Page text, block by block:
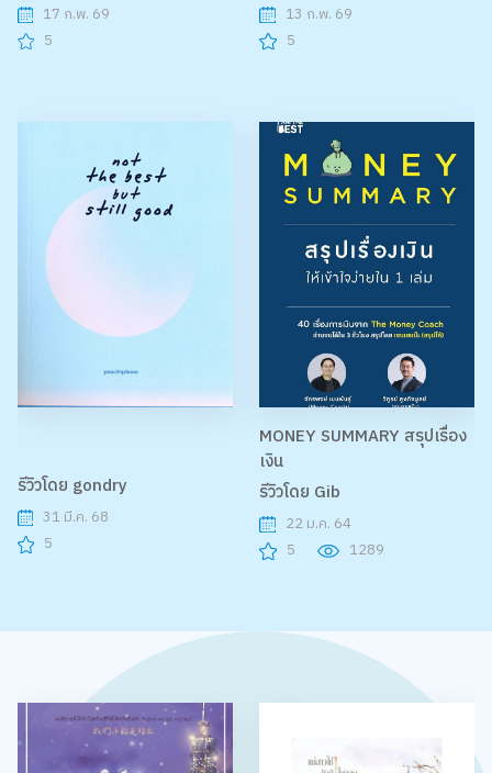
17 ก.พ. 69
5
13 ก.พ. 69
5
รีวิวโดย gondry
31 มี.ค. 68
5
MONEY SUMMARY สรุปเรื่อง
เงิน
รีวิวโดย Gib
22 ม.ค. 64
5
1289